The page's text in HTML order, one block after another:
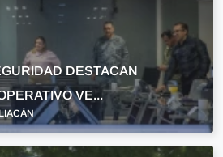
DESTACAN
VE...